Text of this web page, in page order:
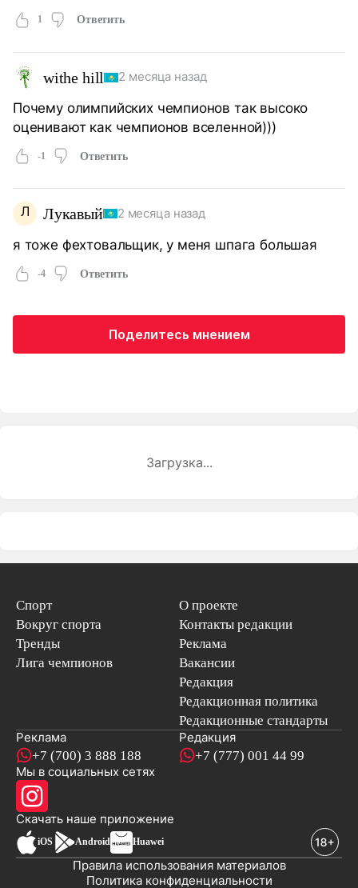
1 Ответить
withe hill 2 месяца назад
Почему олимпийских чемпионов так высоко
оценивают как чемпионов вселенной)))
-1 Ответить
Л Лукавый 2 месяца назад
я тоже фехтовальщик, у меня шпага большая
-4 Ответить
Поделитесь мнением
Загрузка...
Спорт
Вокруг спорта
Тренды
Лига чемпионов
О проекте
Контакты редакции
Реклама
Вакансии
Редакция
Редакционная политика
Редакционные стандарты
Реклама
+7 (700) 3 888 188
Редакция
+7 (777) 001 44 99
Мы в социальных сетях
Скачать наше приложениеновостей
iOS Android Huawei
Политика конфиденциальности
Правила использования материалов